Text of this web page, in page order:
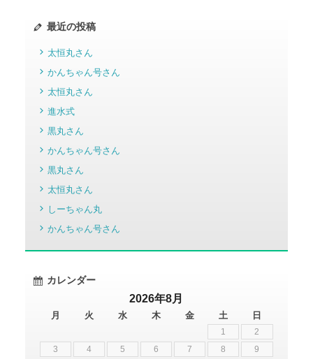
最近の投稿
太恒丸さん
かんちゃん号さん
太恒丸さん
進水式
黒丸さん
かんちゃん号さん
黒丸さん
太恒丸さん
しーちゃん丸
かんちゃん号さん
カレンダー
2026年8月
月 火 水 木 金 土 日
1
2
3
4 5 6 7 8
9